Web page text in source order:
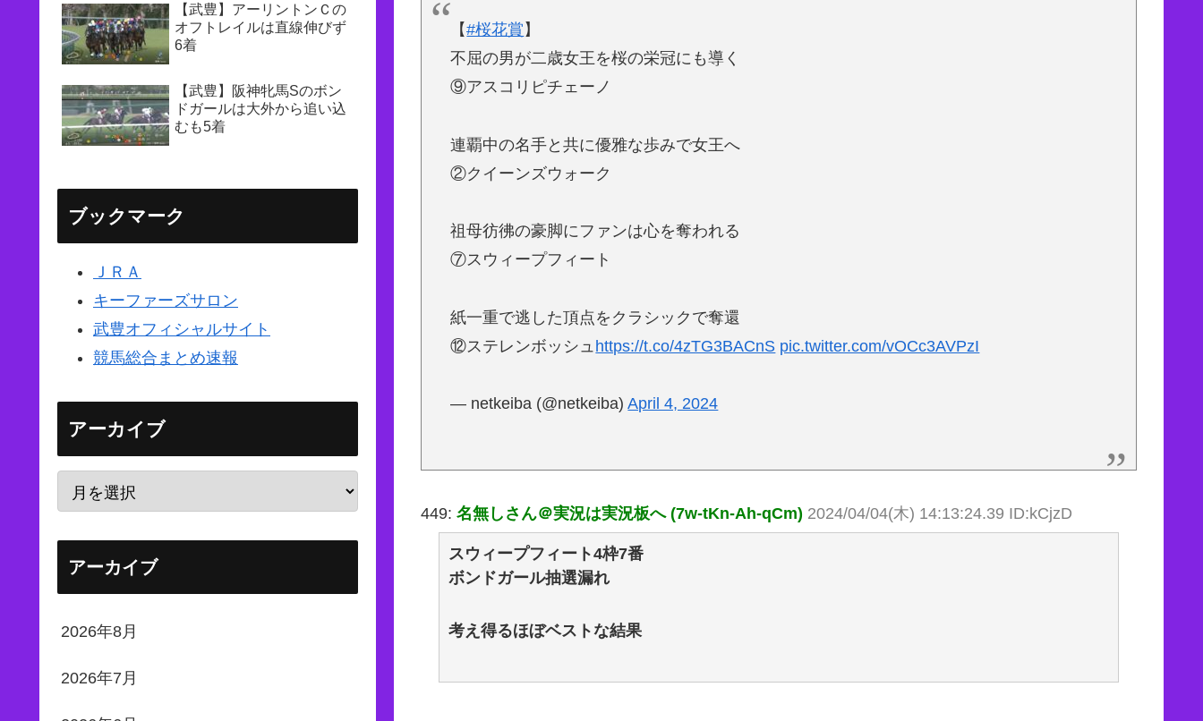
【#桜花賞 】
不屈の男が二歳女王を桜の栄冠にも導く
⑨アスコリピチェーノ
連覇中の名手と共に優雅な歩みで女王へ
②クイーンズウォーク
祖母彷彿の豪脚にファンは心を奪われる
⑦スウィープフィート
紙一重で逃した頂点をクラシックで奪還
⑫ステレンボッシュ https://t.co/4zTG3BACnS pic.twitter.com/vOCc3AVPzI
— netkeiba (@netkeiba)April 4, 2024
449: 名無しさん＠実況は実況板へ (7w-tKn-Ah-qCm) 2024/04/04(木) 14:13:24.39 ID:kCjzD
スウィープフィート4枠7番
ボンドガール抽選漏れ
考え得るほぼベストな結果
【武豊】アーリントンＣの
オフトレイルは直線伸びず
6着
【武豊】阪神牝馬Sのボン
ドガールは大外から追い込
むも5着
ブックマーク
ＪＲＡ
キーファーズサロン
武豊オフィシャルサイト
競馬総合まとめ速報
アーカイブ
アーカイブ
2026年8月
2026年7月